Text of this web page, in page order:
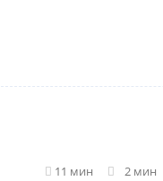
11 мин
2 мин